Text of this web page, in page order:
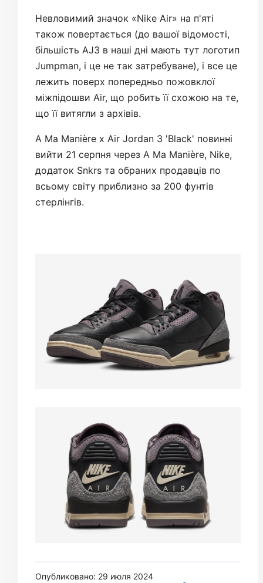
Невловимий значок «Nike Air» на п'яті
також повертається (до вашої відомості,
більшість AJ3 в наші дні мають тут логотип
Jumpman, і це не так затребуване), і все це
лежить поверх попередньо пожовклої
міжпідошви Air, що робить її схожою на те,
що її витягли з архівів.
A Ma Manière x Air Jordan 3 'Black' повинні
вийти 21 серпня через A Ma Manière, Nike,
додаток Snkrs та обраних продавців по
всьому світу приблизно за 200 фунтів
стерлінгів.
Опубликовано: 29 июля 2024